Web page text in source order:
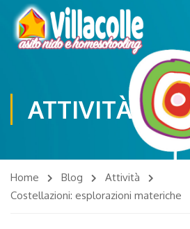
ATTIVITÀ
Home Blog
Attività
Costellazioni: esplorazioni materiche